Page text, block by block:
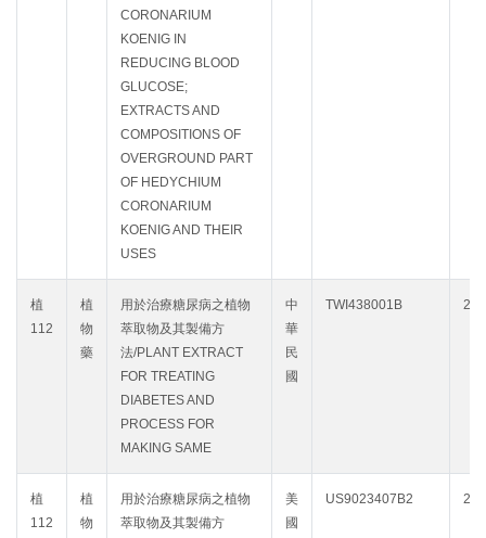
CORONARIUM
KOENIG IN
REDUCING BLOOD
GLUCOSE;
EXTRACTS AND
COMPOSITIONS OF
OVERGROUND PART
OF HEDYCHIUM
CORONARIUM
KOENIG AND THEIR
USES
植
112
植
物
藥
用於治療糖尿病之植物
萃取物及其製備方
法/PLANT EXTRACT
FOR TREATING
DIABETES AND
PROCESS FOR
MAKING SAME
中
華
民
國
TWI438001B
植
112
植
物
用於治療糖尿病之植物
萃取物及其製備方
美
國
US9023407B2